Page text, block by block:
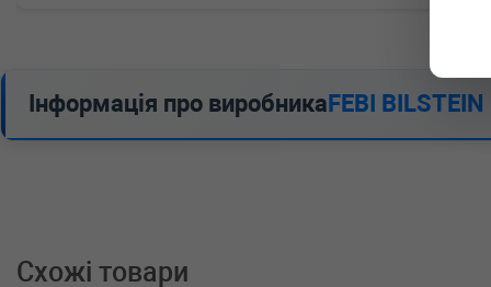
VECTRA A Наклонная задняя часть
1.7 TD 82 л.с. (1990-1995) 82 л.с. (1990-03-01-1995-
Інформація про виробникаFEBI BILSTEIN
Схожі товари